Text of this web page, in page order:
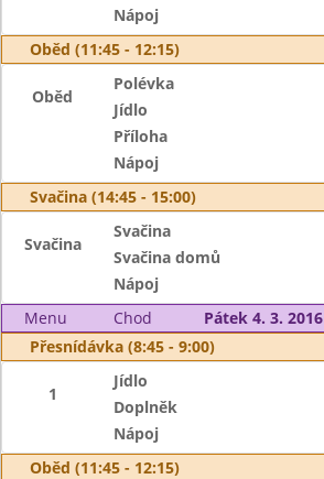
Nápoj
Oběd (11:45 - 12:15)
Oběd
Polévka
Jídlo
Příloha
Nápoj
Svačina (14:45 - 15:00)
Svačina
Svačina
Svačina domů
Nápoj
Menu
Chod
Pátek 4. 3. 2016
Přesnídávka (8:45 - 9:00)
1
Jídlo
Doplněk
Nápoj
Oběd (11:45 - 12:15)